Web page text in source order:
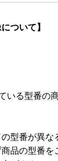
ついて】
いる型番の
型番が異な
品の型番を